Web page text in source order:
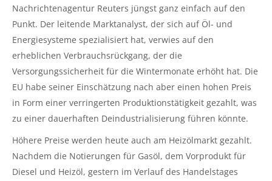
Nachrichtenagentur Reuters jüngst ganz einfach auf den
Punkt. Der leitende Marktanalyst, der sich auf Öl- und
Energiesysteme spezialisiert hat, verwies auf den
erheblichen Verbrauchsrückgang, der die
Versorgungssicherheit für die Wintermonate erhöht hat. Die
EU habe seiner Einschätzung nach aber einen hohen Preis
in Form einer verringerten Produktionstätigkeit gezahlt, was
zu einer dauerhaften Deindustrialisierung führen könnte.
Höhere Preise werden heute auch am Heizölmarkt gezahlt.
Nachdem die Notierungen für Gasöl, dem Vorprodukt für
Diesel und Heizöl, gestern im Verlauf des Handelstages